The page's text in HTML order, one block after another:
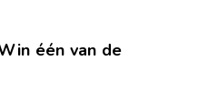
één van de